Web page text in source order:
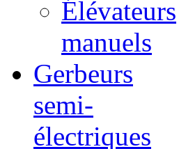
Élévateurs
manuels
Gerbeurs
semi-
électriques